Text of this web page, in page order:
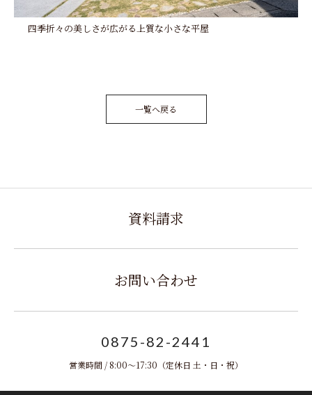
四季折々の美しさが広がる上質な小さな平屋
一覧へ戻る
資料請求
お問い合わせ
0875-82-2441
営業時間 / 8:00～17:30 （定休日 土・日・祝）